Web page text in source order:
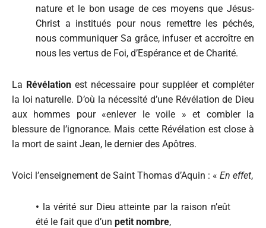
nature et le bon usage de ces moyens que Jésus-
Christ a institués pour nous remettre les péchés,
nous communiquer Sa grâce, infuser et accroître en
nous les vertus de Foi, d’Espérance et de Charité.
La Révélation est nécessaire pour suppléer et compléter
la loi naturelle. D’où la nécessité d’une Révélation de Dieu
aux hommes pour «enlever le voile » et combler la
blessure de l’ignorance. Mais cette Révélation est close à
la mort de saint Jean, le dernier des Apôtres.
Voici l’enseignement de Saint Thomas d’Aquin : « En effet,
• la vérité sur Dieu atteinte par la raison n’eût
été le fait que d’un petit nombre,